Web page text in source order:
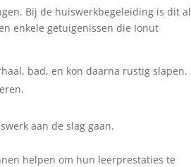
Bij de huiswerkbegeleiding is dit al
enkele getuigenissen die Ionut
bad, en kon daarna rustig slapen.
aan de slag gaan.
helpen om hun leerprestaties te